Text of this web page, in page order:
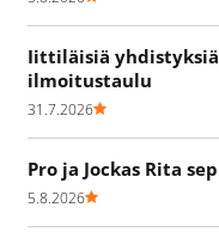
Iittiläisiä
ilmoitustaulu
31.7.2026
Pro ja Jockas Rita
5.8.2026